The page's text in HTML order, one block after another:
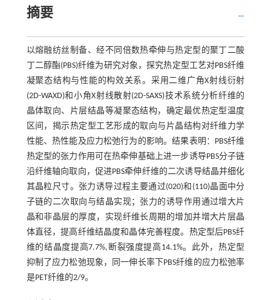
摘要
以熔融纺丝制备、经不同倍数热牵伸与热定型的聚丁二酸
丁二醇酯(PBS)纤维为研究对象，探究热定型工艺对PBS纤维
凝聚态结构与性能的构效关系。采用二维广角X射线衍射
(2D-WAXD)和小角X射线散射(2D-SAXS)技术系统分析纤维的
晶体取向、片层结晶等凝聚态结构，确定最优热定型温度
区间，揭示热定型工艺形成的取向与片晶结构对纤维力学
性能、热性能及应力松弛行为的影响。结果表明：PBS纤维
热定型的张力作用可在热牵伸基础上进一步诱导PBS分子链
沿纤维轴向取向，促进PBS牵伸纤维的二次诱导结晶并细化
其晶粒尺寸。张力诱导过程主要通过(020)和(110)晶面中分
子链的二次取向与结晶实现；张力的诱导作用通过增大片
晶和非晶层的厚度，实现纤维长周期的增加并增大片层晶
体直径，提高纤维结晶度和晶体完善程度。热定型后PBS纤
维的结晶度提高7.7%,断裂强度提高14.1%。此外，热定型
抑制了应力松弛现象，同一伸长率下PBS纤维的应力松弛率
是PET纤维的2/9。